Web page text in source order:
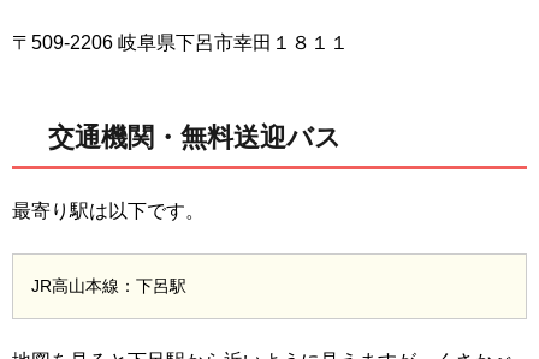
〒509-2206 岐阜県下呂市幸田１８１１
交通機関・無料送迎バス
最寄り駅は以下です。
JR高山本線：下呂駅